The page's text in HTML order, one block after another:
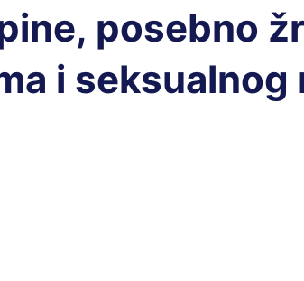
posebno
i seksualnog